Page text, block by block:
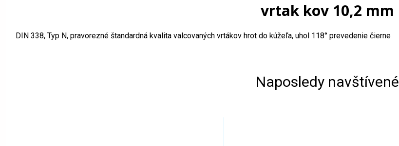
vrtak kov 10,2 mm
DIN 338, Typ N, pravorezné štandardná kvalita valcovaných vrtákov hrot do kúžeľa, uhol 118° prevedenie čierne
Naposledy navštívené